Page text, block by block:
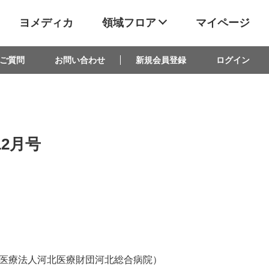
ヨメディカ 領域フロア マイページ
質問 お問い合わせ 新規会員登録 ログイン
月号
療法人河北医療財団河北総合病院）